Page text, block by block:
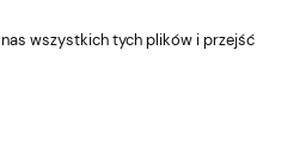
wszystkich tych plików i przejść